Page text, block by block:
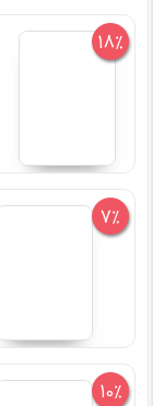
18%
7%
10%